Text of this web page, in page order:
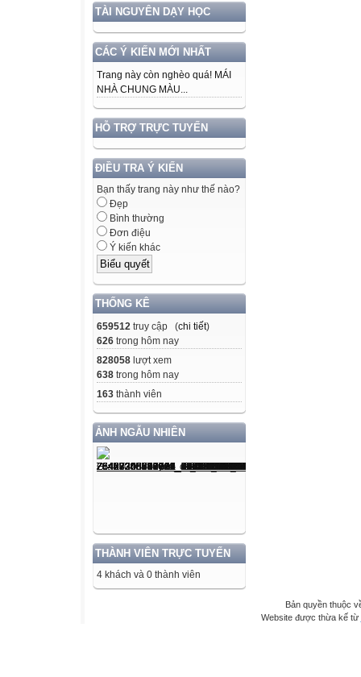
TÀI NGUYÊN DẠY HỌC
CÁC Ý KIẾN MỚI NHẤT
Trang này còn nghèo quá! MÁI
NHÀ CHUNG MÀU...
HỖ TRỢ TRỰC TUYẾN
ĐIỀU TRA Ý KIẾN
Bạn thấy trang này như thế nào?
Đẹp
Bình thường
Đơn điệu
Ý kiến khác
THỐNG KÊ
659512 truy cập (chi tiết)
626 trong hôm nay
828058 lượt xem
638 trong hôm nay
163 thành viên
ẢNH NGẪU NHIÊN
THÀNH VIÊN TRỰC TUYẾN
4 khách và 0 thành viên
Bản quyền thuộc
Website được thừa kế từ